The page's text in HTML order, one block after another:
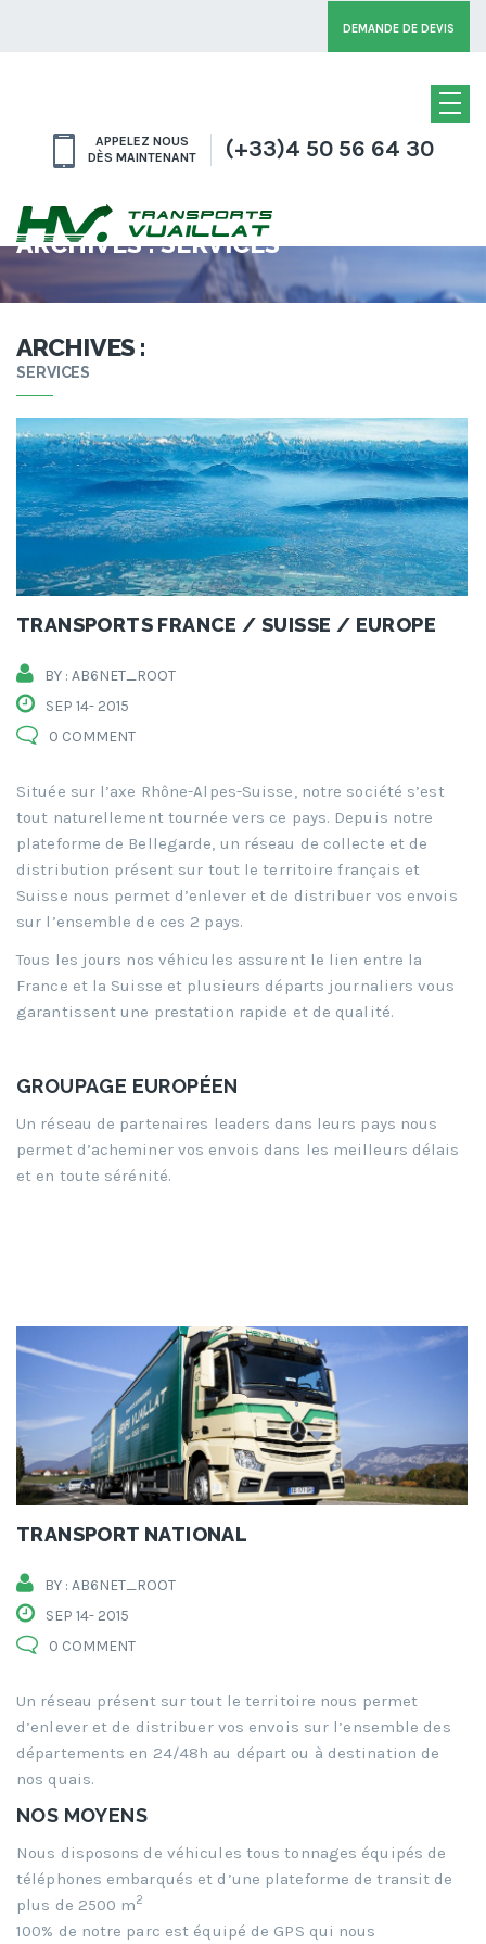
DEMANDE DE DEVIS
APPELEZ NOUS
DÈS MAINTENANT
(+33)4 50 56 64 30
ARCHIVES :SERVICES
ARCHIVES :
SERVICES
TRANSPORTS FRANCE / SUISSE / EUROPE
BY : AB6NET_ROOT
SEP 14- 2015
0 COMMENT
Située sur l’axe Rhône-Alpes-Suisse, notre société s’est
tout naturellement tournée vers ce pays. Depuis notre
plateforme de Bellegarde, un réseau de collecte et de
distribution présent sur tout le territoire français et
Suisse nous permet d’enlever et de distribuer vos envois
sur l’ensemble de ces 2 pays.
Tous les jours nos véhicules assurent le lien entre la
France et la Suisse et plusieurs départs journaliers vous
garantissent une prestation rapide et de qualité.
GROUPAGE EUROPÉEN
Un réseau de partenaires leaders dans leurs pays nous
permet d’acheminer vos envois dans les meilleurs délais
et en toute sérénité.
TRANSPORT NATIONAL
BY : AB6NET_ROOT
SEP 14- 2015
0 COMMENT
Un réseau présent sur tout le territoire nous permet
d’enlever et de distribuer vos envois sur l’ensemble des
départements en 24/48h au départ ou à destination de
nos quais.
NOS MOYENS
Nous disposons de véhicules tous tonnages équipés de
téléphones embarqués et d’une plateforme de transit de
plus de 2500 m2
100% de notre parc est équipé de GPS qui nous